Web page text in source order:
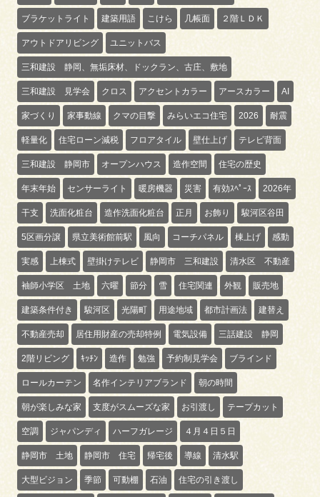
ブラケットライト 建築用語 こけら 几帳面 ２階ＬＤＫ
アウトドアリビング ユニットバス
三和建設 静岡、無垢床材、ドックラン、古庄、敷地
三和建設 見学会 クロス アクセントカラー アースカラー AI
家づくり 家事動線 クマの目撃 みらいエコ住宅 2026 耐震
軽量化 住宅ローン減税 フロアタイル 壁仕上げ テレビ背面
三和建設 静岡市 オープンハウス 造作空間 住宅の歴史
年末年始 センサーライト 暖房機器 災害 有効ｽﾍﾟｰｽ 2026年
干支 洗面化粧台 造作洗面化粧台 正月 お飾り 駿河区谷田
5区画分譲 県立美術館前駅 風向 コーチパネル 棟上げ 感動
実感 上棟式 壁掛けテレビ 静岡市 三和建設 清水区 不動産
袖師小学区 土地 六曜 節分 雪 住宅関連 外観 販売地
建築条件付き 駿河区 光陽町 用途地域 都市計画法 建替え
不動産売却 居住用財産の売却特例 電気設備 三話建設 静岡
2階リビング ｷｯﾁﾝ 造作 勉強 予約制見学会 ブラインド
ロールカーテン 名作インテリアブランド 朝の時間
朝が楽しみな家 支度がスムーズな家 お引渡し テープカット
空調 ジャパンディ ハーフガレージ ４月４日５日
静岡市 土地 静岡市 住宅 帰宅後 導線 清水駅
大型ビジョン 季節 可動棚 石油 住宅の引き渡し